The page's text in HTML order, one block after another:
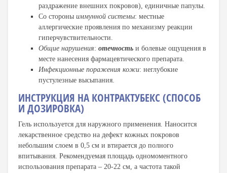
раздражение внешних покровов), единичные папулы.
Со стороны иммунной системы: местные
аллергические проявления по механизму реакции
гиперчувствительности.
Общие нарушения: отечность и болевые ощущения в
месте нанесения фармацевтического препарата.
Инфекционные поражения кожи: неглубокие
пустулезные высыпания.
ИНСТРУКЦИЯ НА КОНТРАКТУБЕКС (СПОСОБ
И ДОЗИРОВКА)
Гель используется для наружного применения. Наносится
лекарственное средство на дефект кожных покровов
небольшим слоем в 0,5 см и втирается до полного
впитывания. Рекомендуемая площадь одномоментного
использования препарата – 20-22 см, а частота такой